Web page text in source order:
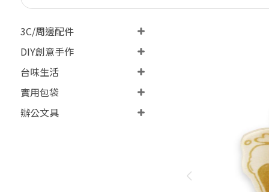
3C/周邊配件
DIY創意手作
台味生活
實用包袋
辦公文具